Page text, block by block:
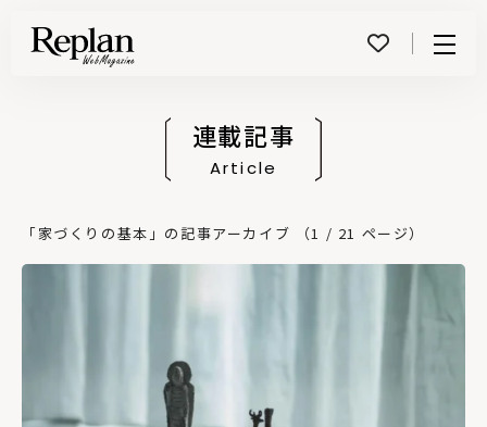
連載記事
Article
「家づくりの基本」の記事アーカイブ （1 / 21 ページ）